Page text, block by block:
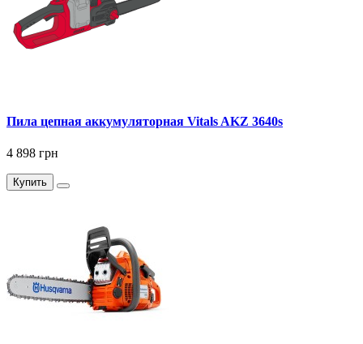
Пила цепная аккумуляторная Vitals AKZ 3640s
4 898 грн
Купить